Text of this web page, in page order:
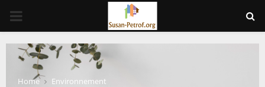
PRIMARY
MENU
Home
Environnement